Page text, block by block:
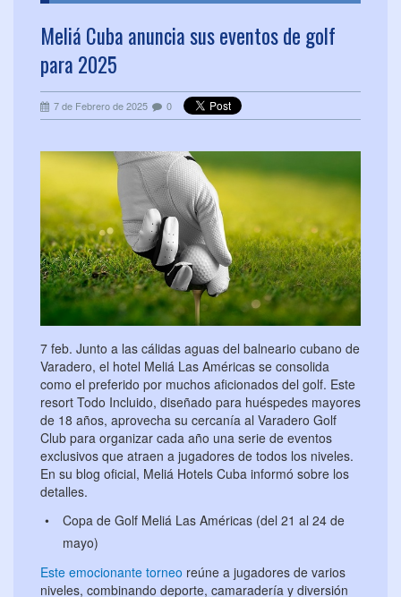
Meliá Cuba anuncia sus eventos de golf
para 2025
7 de Febrero de 2025 0
7 feb. Junto a las cálidas aguas del balneario cubano de
Varadero, el hotel Meliá Las Américas se consolida
como el preferido por muchos aficionados del golf. Este
resort Todo Incluido, diseñado para huéspedes mayores
de 18 años, aprovecha su cercanía al Varadero Golf
Club para organizar cada año una serie de eventos
exclusivos que atraen a jugadores de todos los niveles.
En su blog oficial, Meliá Hotels Cuba informó sobre los
detalles.
Copa de Golf Meliá Las Américas (del 21 al 24 de
mayo)
Este emocionante torneo reúne a jugadores de varios
niveles, combinando deporte, camaradería y diversión